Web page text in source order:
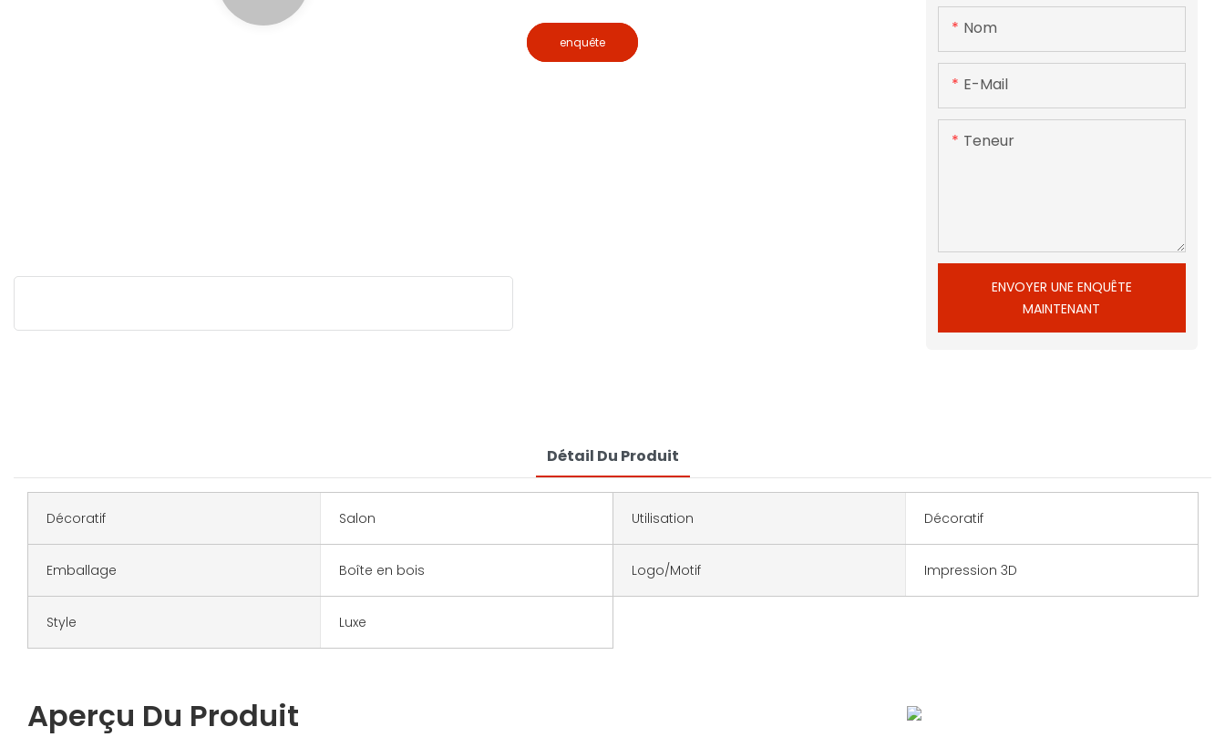
enquête
Nom
E-Mail
Teneur
ENVOYER UNE ENQUÊTE
MAINTENANT
Détail Du Produit
Décoratif Salon Utilisation Décoratif
Emballage Boîte en bois Logo/motif Impression 3D
Style Luxe
Aperçu Du Produit